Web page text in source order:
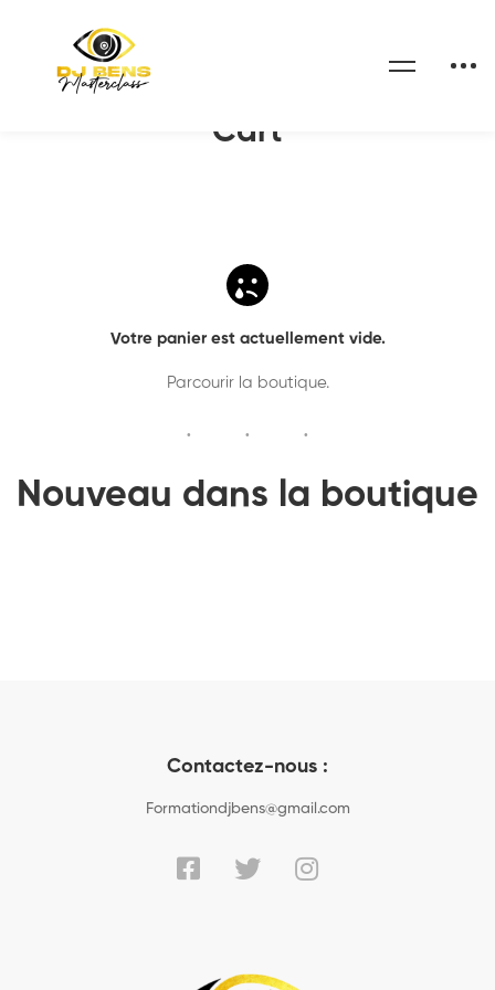
Cart
Cart
Votre panier est actuellement vide.
Parcourir la boutique.
Nouveau dans la boutique
Contactez-nous :
Formationdjbens@gmail.com